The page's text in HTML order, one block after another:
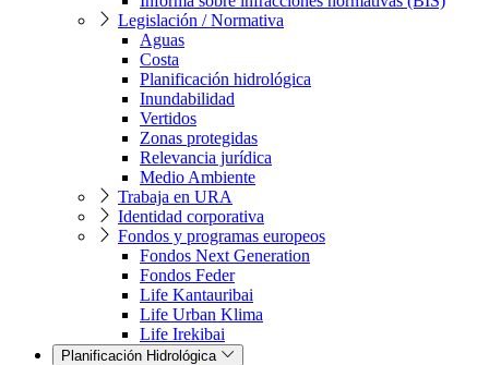
Legislación / Normativa
Aguas
Costa
Planificación hidrológica
Inundabilidad
Vertidos
Zonas protegidas
Relevancia jurídica
Medio Ambiente
Trabaja en URA
Identidad corporativa
Fondos y programas europeos
Fondos Next Generation
Fondos Feder
Life Kantauribai
Life Urban Klima
Life Irekibai
Planificación Hidrológica